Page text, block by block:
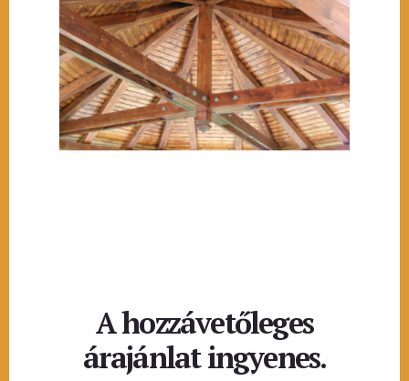
A hozzávetőleges
árajánlat ingyenes.